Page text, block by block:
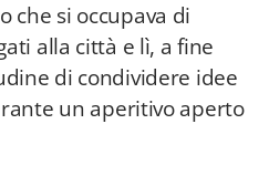
che si occupava di
alla città e lì, a fine
di condividere idee
un aperitivo aperto